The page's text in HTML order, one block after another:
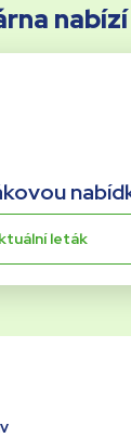
nabízí
leták